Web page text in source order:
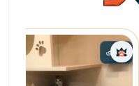
واگذاری